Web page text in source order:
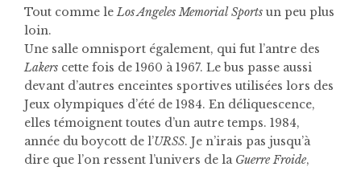
Tout comme leLos Angeles Memorial Sports un peu plus
loin.
Une salle omnisport également, qui fut l’antre des
Lakers cette fois de 1960 à 1967. Le bus passe aussi
devant d’autres enceintes sportives utilisées lors des
Jeux olympiques d’été de 1984. En déliquescence,
elles témoignent toutes d’un autre temps. 1984,
année du boycott de l’URSS. Je n’irais pas jusqu’à
dire que l’on ressent l’univers de la Guerre Froide,